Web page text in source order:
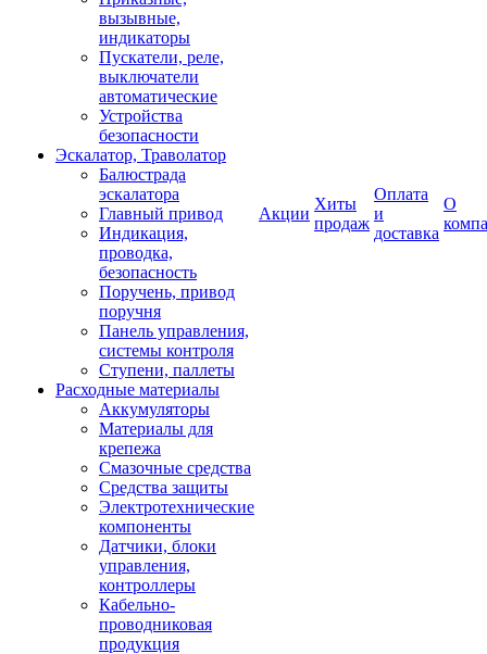
вызывные,
индикаторы
Пускатели, реле,
выключатели
автоматические
Устройства
безопасности
Эскалатор, Траволатор
Балюстрада
эскалатора
Главный привод
Индикация,
проводка,
безопасность
Поручень, привод
поручня
Панель управления,
системы контроля
Ступени, паллеты
Расходные материалы
Аккумуляторы
Материалы для
крепежа
Смазочные средства
Средства защиты
Электротехнические
компоненты
Датчики, блоки
управления,
контроллеры
Кабельно-
проводниковая
продукция
Акции
Хиты
продаж
Оплата
и
доставка
О